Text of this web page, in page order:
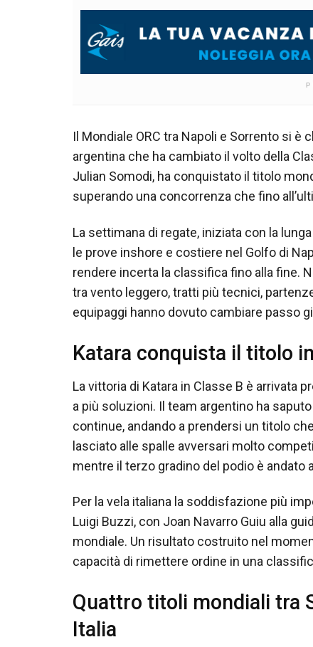
Il Mondiale ORC tra Napoli e Sorrento si
argentina che ha cambiato il volto della
Julian Somodi, ha conquistato il titolo
superando una concorrenza che fino
La settimana di regate, iniziata con la
le prove inshore e costiere nel Golfo di
rendere incerta la classifica fino alla fine.
tra vento leggero, tratti più tecnici,
equipaggi hanno dovuto cambiare passo
Katara conquista il titolo
La vittoria di Katara in Classe B è arrivata
a più soluzioni. Il team argentino ha
continue, andando a prendersi un titolo
lasciato alle spalle avversari molto
mentre il terzo gradino del podio è andato
Per la vela italiana la soddisfazione più
Luigi Buzzi, con Joan Navarro Guiu alla
mondiale. Un risultato costruito nel
capacità di rimettere ordine in una
Quattro titoli mondiali tra
Italia